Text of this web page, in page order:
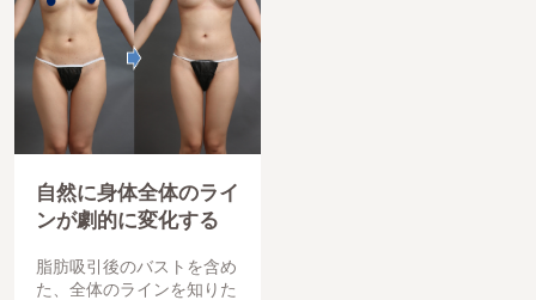
自然に身体全体のライ
ンが劇的に変化する
脂肪吸引後のバストを含め
た、全体のラインを知りた